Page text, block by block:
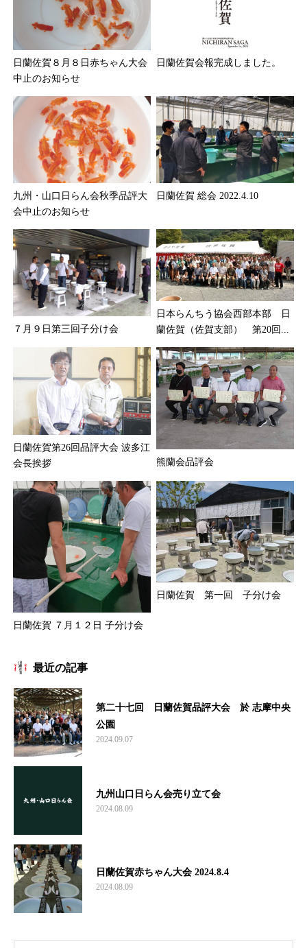
日蘭佐賀８月８日赤ちゃん大会
中止のお知らせ
日蘭佐賀会報完成しました。
九州・山口日らん会秋季品評大
会中止のお知らせ
日蘭佐賀 総会 2022.4.10
７月９日第三回子分け会
日本らんちう協会西部本部 日
蘭佐賀（佐賀支部） 第20回...
日蘭佐賀第26回品評大会 波多江
会長挨拶
熊蘭会品評会
日蘭佐賀 ７月１２日 子分け会
日蘭佐賀 第一回 子分け会
最近の記事
第二十七回 日蘭佐賀品評大会 於 志摩中央
公園
2024.09.07
九州山口日らん会売り立て会
2024.08.09
日蘭佐賀赤ちゃん大会 2024.8.4
2024.08.09